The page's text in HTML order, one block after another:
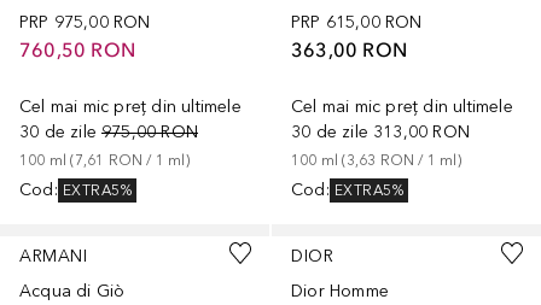
PRP 975,00 RON
760,50 RON
Cel mai mic preț din ultimele
30 de zile 975,00 RON
100 ml (7,61 RON / 1 ml )
Cod : EXTRA5%
PRP 615,00 RON
363,00 RON
Cel mai mic preț din ultimele
30 de zile 313,00 RON
100 ml (3,63 RON / 1 ml )
Cod : EXTRA5%
ARMANI
Acqua di Giò
DIOR
Dior Homme